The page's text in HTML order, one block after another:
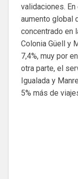
validaciones.
aumento global
concentrado en
Colonia Güell y
7,4%, muy por
otra parte, el
Igualada y
5% más de